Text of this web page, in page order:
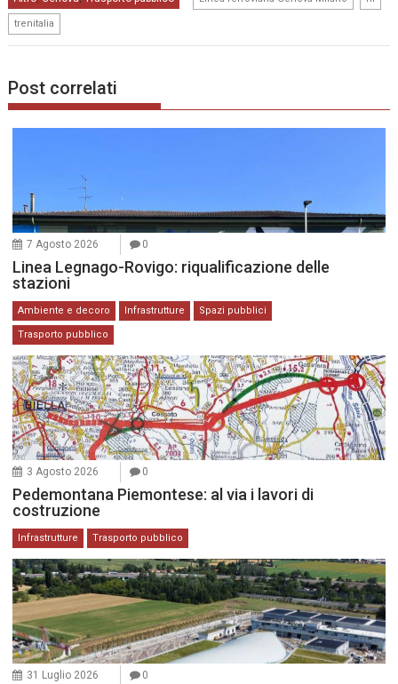
trenitalia
Post correlati
7 Agosto 2026 0
Linea Legnago-Rovigo: riqualificazione delle
stazioni
Ambiente e decoro Infrastrutture Spazi pubblici
Trasporto pubblico
3 Agosto 2026 0
Pedemontana Piemontese: al via i lavori di
costruzione
Infrastrutture Trasporto pubblico
31 Luglio 2026 0